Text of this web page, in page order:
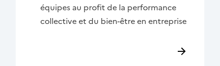
équipes au profit de la performance
collective et du bien-être en entreprise